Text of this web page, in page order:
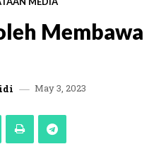
Membawa
May 3, 2023